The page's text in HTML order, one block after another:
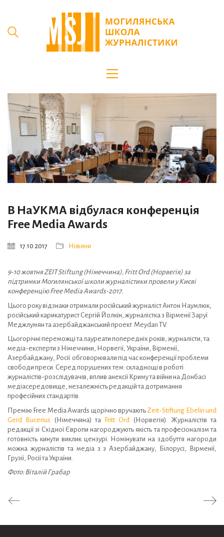
В НаУКМА відбулася конференція
Free Media Awards
17.10.2017 Новини
9-10 жовтня ZEIT Stiftung (Німеччина), Fritt Ord (Норвегія) за
підтримки Могилянської школи журналістики провели у Києві
конференцію Free Media Awards-2017.
Цього року відзнаки отримали російський журналіст Антон Наумлюк,
російський карикатурист Сергій Йолкін, журналістка з Вірменії Заруї
Меджлумян та азербайджанський проект Meydan TV.
Цьогорічні переможці та лауреати попередніх років, журналісти, та
медіа-експерти з Німеччини, Норвегії, України, Вірменії,
Азербайджану, Росії обговорювали під час конференції проблеми
свободи преси. Серед порушених тем: складнощі в роботі
журналістів-розслідувачів, вплив анексії Криму та війни на Донбасі
медіасередовище, незалежність редакцій та дотримання
професійних стандартів.
Премію Free Media Awards щорічно вручаютьZeit-Stiftung Ebelin und
Gerd Bucerius (Німеччина) та Fritt Ord (Норвегія). Журналістів та
редакції зі Східної Європи нагороджують якість та професіоналізм та
готовність кинути виклик цензурі. Номінувати на здобуття нагороди
можна журналістів та медіа з з Азербайджану, Білорусі, Вірменії,
Грузії, Росії та України.
Фото: Віталій Грабар